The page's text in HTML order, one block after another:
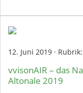
12. Juni 2019 · Rubrik:
vvisonAIR – das
Altonale 2019